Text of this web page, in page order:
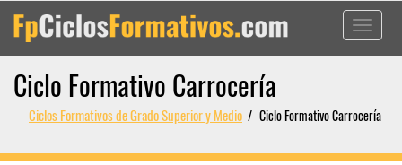
Toggle
Ciclo Formativo Carrocería
Ciclos Formativos de Grado Superior y Medio Ciclo Formativo Carrocería